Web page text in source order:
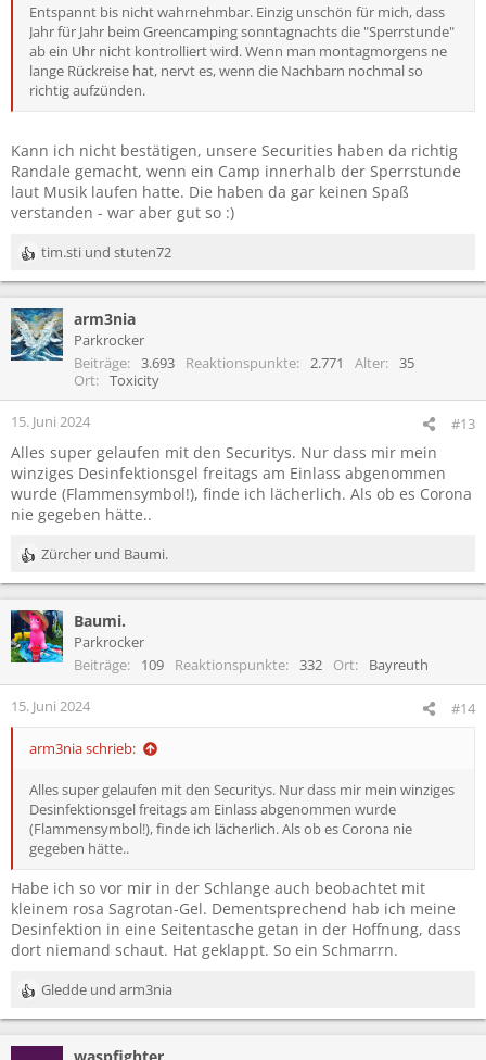
Entspannt bis nicht wahrnehmbar. Einzig unschön für mich, dass
Jahr für Jahr beim Greencamping sonntagnachts die "Sperrstunde"
ab ein Uhr nicht kontrolliert wird. Wenn man montagmorgens ne
lange Rückreise hat, nervt es, wenn die Nachbarn nochmal so
richtig aufzünden.
Kann ich nicht bestätigen, unsere Securities haben da richtig
Randale gemacht, wenn ein Camp innerhalb der Sperrstunde
laut Musik laufen hatte. Die haben da gar keinen Spaß
verstanden - war aber gut so :)
R
e
k
t
i
n
e
:
tim.sti und stuten72
arm3nia
Parkrocker
Beiträge
3.693 Reaktionspunkte 2.771 Alter
35
Ort
Toxicity
15. Juni 2024 #13
Alles super gelaufen mit den Securitys. Nur dass mir mein
winziges Desinfektionsgel freitags am Einlass abgenommen
wurde (Flammensymbol!), finde ich lächerlich. Als ob es Corona
nie gegeben hätte..
R
e
k
t
i
n
Zürcher und Baumi.
Baumi.
Parkrocker
Beiträge
109 Reaktionspunkte 332 Ort Bayreuth
15. Juni 2024 #14
arm3nia schrieb:
Alles super gelaufen mit den Securitys. Nur dass mir mein winziges
Desinfektionsgel freitags am Einlass abgenommen wurde
(Flammensymbol!), finde ich lächerlich. Als ob es Corona nie
gegeben hätte..
Habe ich so vor mir in der Schlange auch beobachtet mit
kleinem rosa Sagrotan-Gel. Dementsprechend hab ich meine
Desinfektion in eine Seitentasche getan in der Hoffnung, dass
dort niemand schaut. Hat geklappt. So ein Schmarrn.
R
e
Gledde und arm3nia